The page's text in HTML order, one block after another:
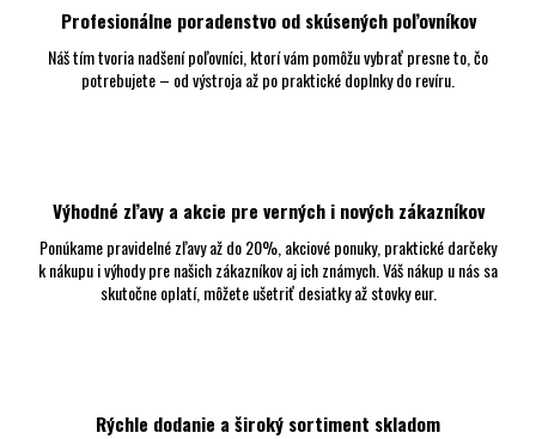
p
i
s
Profesionálne poradenstvo od skúsených poľovníkov
Náš tím tvoria nadšení poľovníci, ktorí vám pomôžu vybrať presne to, čo
potrebujete – od výstroja až po praktické doplnky do revíru.
Výhodné zľavy a akcie pre verných i nových zákazníkov
Ponúkame pravidelné zľavy až do 20%, akciové ponuky, praktické darčeky
k nákupu i výhody pre našich zákazníkov aj ich známych. Váš nákup u nás sa
skutočne oplatí, môžete ušetriť desiatky až stovky eur.
Rýchle dodanie a široký sortiment skladom